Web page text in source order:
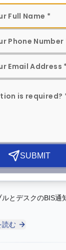
ップデート
ルとデスクのBIS通
読む
、マレーシア
Indiaは私たちが
されています。 ”
証サポート、非常
す。
Manufacturing
ンス保有者
SUBMIT